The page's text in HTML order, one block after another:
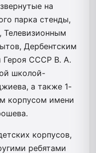
на
парка стенды,
Телевизионным
Дербентским
Героя СССР В. А.
школой-
а также 1-
корпусом имени
корпусов,
ребятами